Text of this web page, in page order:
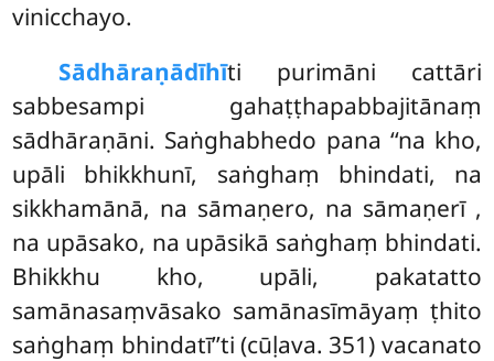
vinicchayo.
Sādhāraṇādīhīti purimāni cattāri
sabbesampi gahaṭṭhapabbajitānaṃ
sādhāraṇāni. Saṅghabhedo pana ‘‘na kho,
upāli bhikkhunī, saṅghaṃ bhindati, na
sikkhamānā, na sāmaṇero, na sāmaṇerī ,
na upāsako, na upāsikā saṅghaṃ bhindati.
Bhikkhu kho, upāli, pakatatto
samānasaṃvāsako samānasīmāyaṃ ṭhito
saṅghaṃ bhindatī’’ti (cūḷava. 351) vacanato